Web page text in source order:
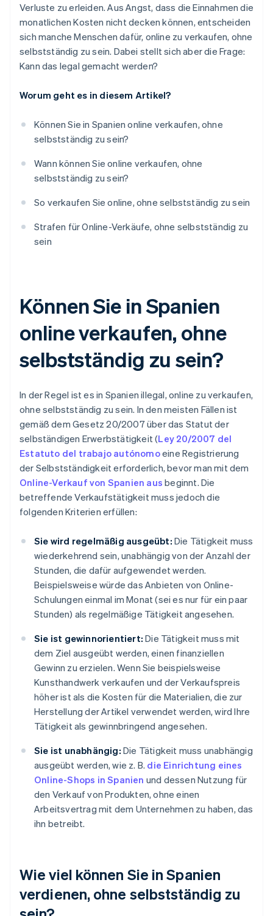
Verluste zu erleiden. Aus Angst, dass die Einnahmen die
monatlichen Kosten nicht decken können, entscheiden
sich manche Menschen dafür, online zu verkaufen, ohne
selbstständig zu sein. Dabei stellt sich aber die Frage:
Kann das legal gemacht werden?
Worum geht es in diesem Artikel?
Können Sie in Spanien online verkaufen, ohne
selbstständig zu sein?
Wann können Sie online verkaufen, ohne
selbstständig zu sein?
So verkaufen Sie online, ohne selbstständig zu sein
Strafen für Online-Verkäufe, ohne selbstständig zu
sein
Können Sie in Spanien
online verkaufen, ohne
selbstständig zu sein?
In der Regel ist es in Spanien illegal, online zu verkaufen,
ohne selbstständig zu sein. In den meisten Fällen ist
gemäß dem Gesetz 20/2007 über das Statut der
selbständigen Erwerbstätigkeit (Ley 20/2007 del
Estatuto del trabajo autónomoeine Registrierung
der Selbstständigkeit erforderlich, bevor man mit dem
Online-Verkauf von Spanien aus beginnt. Die
betreffende Verkaufstätigkeit muss jedoch die
folgenden Kriterien erfüllen:
Sie wird regelmäßig ausgeübt: Die Tätigkeit muss
wiederkehrend sein, unabhängig von der Anzahl der
Stunden, die dafür aufgewendet werden.
Beispielsweise würde das Anbieten von Online-
Schulungen einmal im Monat (sei es nur für ein paar
Stunden) als regelmäßige Tätigkeit angesehen.
Sie ist gewinnorientiert: Die Tätigkeit muss mit
dem Ziel ausgeübt werden, einen finanziellen
Gewinn zu erzielen. Wenn Sie beispielsweise
Kunsthandwerk verkaufen und der Verkaufspreis
höher ist als die Kosten für die Materialien, die zur
Herstellung der Artikel verwendet werden, wird Ihre
Tätigkeit als gewinnbringend angesehen.
Sie ist unabhängig: Die Tätigkeit muss unabhängig
ausgeübt werden, wie z. B. die Einrichtung eines
Online-Shops in Spanien und dessen Nutzung für
den Verkauf von Produkten, ohne einen
Arbeitsvertrag mit dem Unternehmen zu haben, das
ihn betreibt.
Wie viel können Sie in Spanien
verdienen, ohne selbstständig zu